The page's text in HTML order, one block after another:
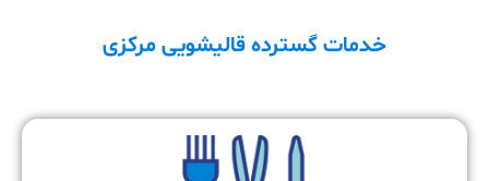
خدمات گسترده قالیشویی مرکزی